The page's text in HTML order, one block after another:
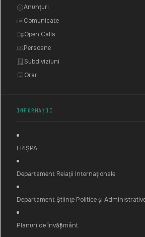
Anunțuri
Comunicate
Open Calls
Persoane
Subdiviziuni
Orar
INFORMAȚII
FRIȘPA
Departament Relaţii Internaţionale
Departament Ştiinţe Politice și
Planuri de învățământ